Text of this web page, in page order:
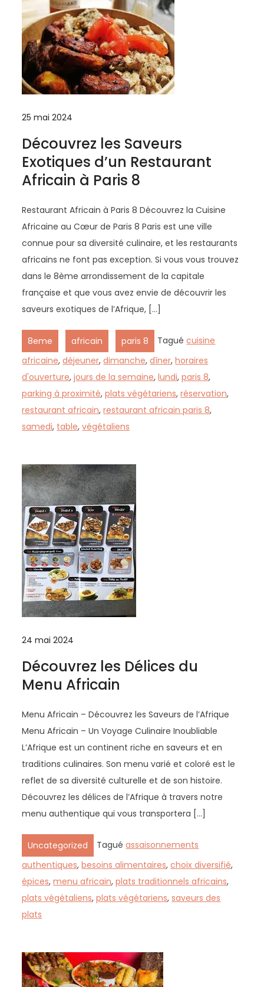
25 mai 2024
Découvrez les Saveurs
Exotiques d’un Restaurant
Africain à Paris 8
Restaurant Africain à Paris 8 Découvrez la Cuisine
Africaine au Cœur de Paris 8 Paris est une ville
connue pour sa diversité culinaire, et les restaurants
africains ne font pas exception. Si vous vous trouvez
dans le 8ème arrondissement de la capitale
française et que vous avez envie de découvrir les
saveurs exotiques de l’Afrique, […]
8eme africain paris 8 Taguécuisine
africaine,déjeuner,dimanche,dîner,horaires
d'ouverture,jours de la semaine,lundi,paris 8,
parking à proximité,plats végétariens,réservation,
restaurant africain,restaurant africain paris 8,
samedi, table,végétaliens
24 mai 2024
Découvrez les Délices du
Menu Africain
Menu Africain – Découvrez les Saveurs de l’Afrique
Menu Africain – Un Voyage Culinaire Inoubliable
L’Afrique est un continent riche en saveurs et en
traditions culinaires. Son menu varié et coloré est le
reflet de sa diversité culturelle et de son histoire.
Découvrez les délices de l’Afrique à travers notre
menu authentique qui vous transportera […]
Uncategorized Taguéassaisonnements
authentiques,besoins alimentaires,choix diversifié,
épices,menu africain,plats traditionnels africains,
plats végétaliens,plats végétariens,saveurs des
plats